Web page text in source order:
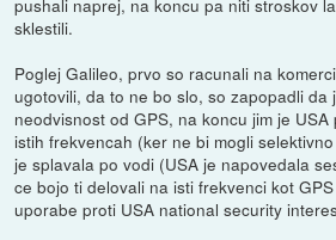
sklestili.
Poglej Galileo, prvo so racunali na
ugotovili, da to ne bo slo, so zapopadli da
neodvisnost od GPS, na koncu jim je
istih frekvencah (ker ne bi mogli
je splavala po vodi (USA je napovedala
ce bojo ti delovali na isti frekvenci kot
uporabe proti USA national security